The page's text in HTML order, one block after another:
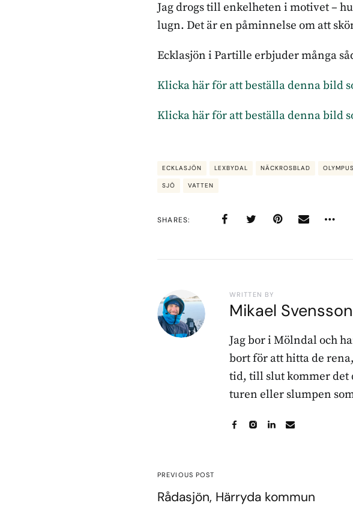
Jag drogs till enkelheten i motivet –
lugn. Det är en påminnelse om att
Ecklasjön i Partille erbjuder många
Klicka här för att beställa denna bild
Klicka här för att beställa denna bild
ECKLASJÖN LEXBYDAL NÄCKROSBLAD
SJÖ VATTEN
SHARES
WRITTEN BY
Mikael Svensson
Jag bor i Mölndal och
bort för att hitta de
tid, till slut kommer det
turen eller slumpen
PREVIOUS POST
Rådasjön, Härryda kommun